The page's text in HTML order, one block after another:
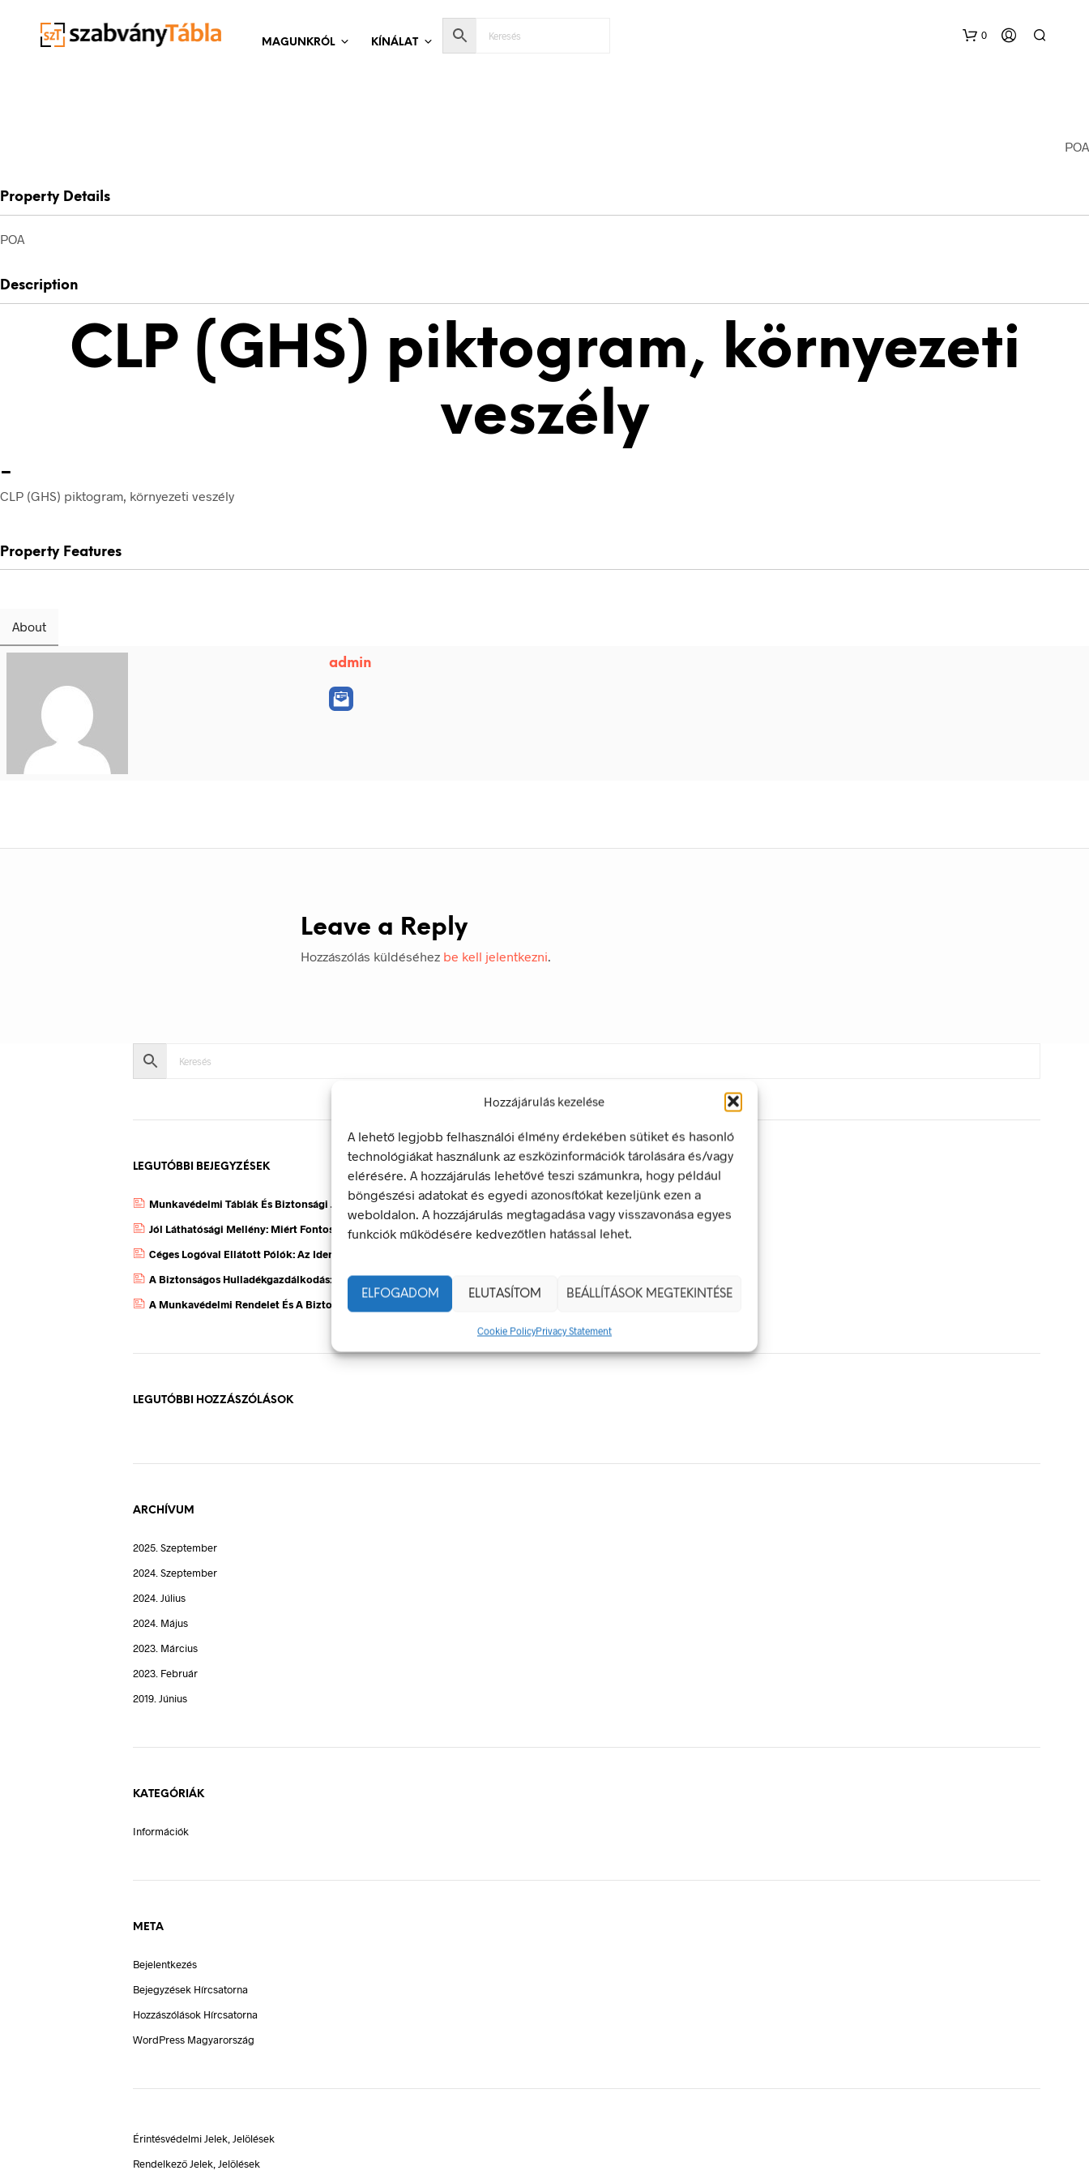
Hozzájárulás kezelése
A lehető legjobb felhasználói élmény érdekében sütiket és hasonló
technológiákat használunk az eszközinformációk tárolására és/vagy
elérésére. A hozzájárulás lehetővé teszi számunkra, hogy például
böngészési adatokat és egyedi azonosítókat kezeljünk ezen a
weboldalon. A hozzájárulás megtagadása vagy visszavonása egyes
funkciók működésére kedvezőtlen hatással lehet.
ELFOGADOM ELUTASÍTOM BEÁLLÍTÁSOK MEGTEKINTÉSE
Cookie PolicyPrivacy Statement
MAGUNKRÓL KÍNÁLAT
0
POA
Property Details
POA
Description
CLP (GHS) piktogram, környezeti
veszély
-
CLP (GHS) piktogram, környezeti veszély
Property Features
About
admin
Leave a Reply
Hozzászólás küldéséhez be kell jelentkezni
LEGUTÓBBI BEJEGYZÉSEK
Munkavédelmi Táblák És Biztonsági Jelzések – Miért Nélkülözhetetlenek A Munkahelyen?
Jól Láthatósági Mellény: Miért Fontos, Hogyan Válaszd Ki, És Hogyan Teheted Egyedivé?
Céges Logóval Ellátott Pólók: Az Identitás És Csapatszellem Megtestesítői
A Biztonságos Hulladékgazdálkodás: A Hulladékgyűjtő Jelek Fontossága
A Munkavédelmi Rendelet És A Biztonsági Táblák: Az Ellenőrzés És Tudatosság Fontossága
LEGUTÓBBI HOZZÁSZÓLÁSOK
ARCHÍVUM
2025. Szeptember
2024. Szeptember
2024. Július
2024. Május
2023. Március
2023. Február
2019. Június
KATEGÓRIÁK
Információk
META
Bejelentkezés
Bejegyzések Hírcsatorna
Hozzászólások Hírcsatorna
WordPress Magyarország
Érintésvédelmi Jelek, Jelölések
Rendelkező Jelek, Jelölések